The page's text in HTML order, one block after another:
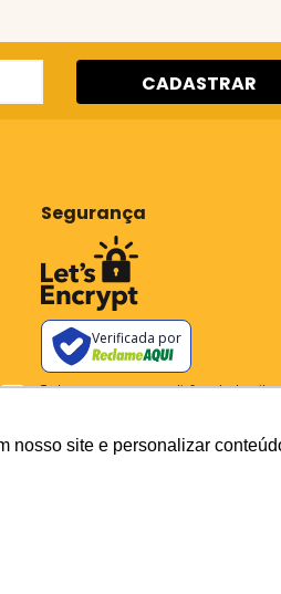
site e personalizar
CADASTRAR
Segurança
Verificada por
Todos os preços e condições deste
em outros meios de comunicação e
divergência do preço e condições no